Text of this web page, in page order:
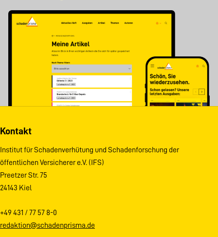
Kontakt
Institut für Schadenverhütung und Schadenforschung der
öffentlichen Versicherer e.V. (IFS)
Preetzer Str. 75
24143 Kiel
+49 431 / 77 57 8-0
redaktion@schadenprisma.de